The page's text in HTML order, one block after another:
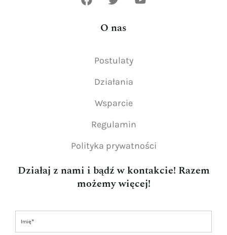
O nas
Postulaty
Działania
Wsparcie
Regulamin
Polityka prywatności
Działaj z nami i bądź w kontakcie! Razem
możemy więcej!